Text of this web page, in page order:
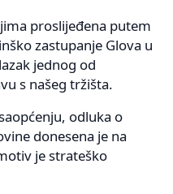
proslijeđena putem
zastupanje Glova u
jednog od
s našeg tržišta.
odluka o
donesena je na
je strateško